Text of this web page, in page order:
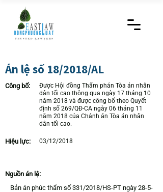
Án lệ số 18/2018/AL
Công bố:
Được Hội đồng Thẩm phán Tòa án nhân
dân tối cao thông qua ngày 17 tháng 10
năm 2018 và được công bố theo Quyết
định số 269/QĐ-CA ngày 06 tháng 11
năm 2018 của Chánh án Tòa án nhân
dân tối cao.
Hiệu lực: 03/12/2018
Nguồn án lệ:
Bản án phúc thẩm số 331/2018/HS-PT ngày 28-5-